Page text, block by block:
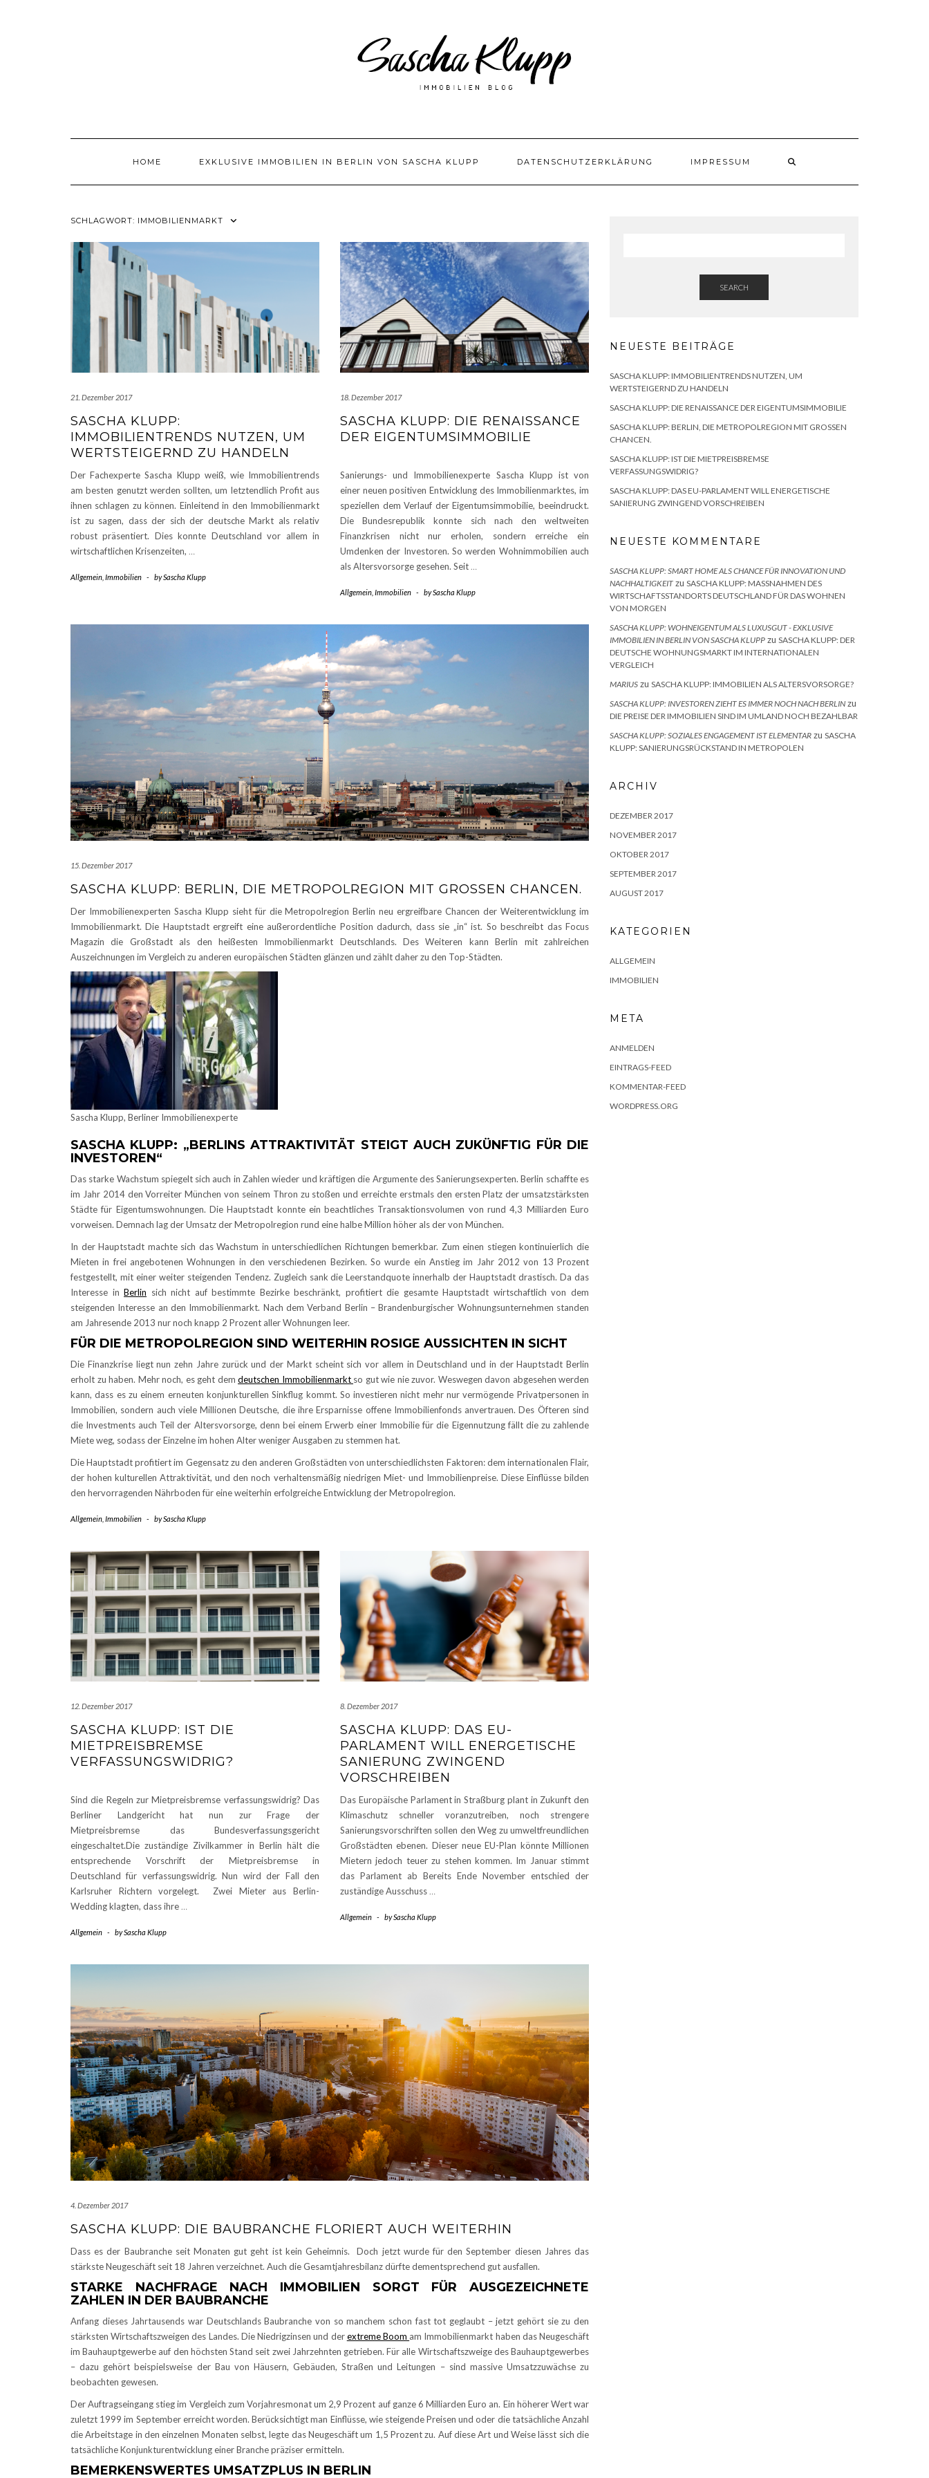
HOME EXKLUSIVE IMMOBILIEN IN BERLIN VON SASCHA KLUPP DATENSCHUTZERKLÄRUNG IMPRESSUM
SCHLAGWORT: IMMOBILIENMARKT
21. Dezember 2017
SASCHA KLUPP:
IMMOBILIENTRENDS NUTZEN, UM
WERTSTEIGERND ZU HANDELN
Der Fachexperte Sascha Klupp weiß, wie Immobilientrends
am besten genutzt werden sollten, um letztendlich Profit aus
ihnen schlagen zu können. Einleitend in den Immobilienmarkt
ist zu sagen, dass der sich der deutsche Markt als relativ
robust präsentiert. Dies konnte Deutschland vor allem in
wirtschaftlichen Krisenzeiten, …
Allgemein Immobilien - bySascha Klupp
18. Dezember 2017
SASCHA KLUPP: DIE RENAISSANCE
DER EIGENTUMSIMMOBILIE
Sanierungs- und Immobilienexperte Sascha Klupp ist von
einer neuen positiven Entwicklung des Immobilienmarktes, im
speziellen dem Verlauf der Eigentumsimmobilie, beeindruckt.
Die Bundesrepublik konnte sich nach den weltweiten
Finanzkrisen nicht nur erholen, sondern erreiche ein
Umdenken der Investoren. So werden Wohnimmobilien auch
als Altersvorsorge gesehen. Seit…
Allgemein Immobilien - bySascha Klupp
15. Dezember 2017
SASCHA KLUPP: BERLIN, DIE METROPOLREGION MIT GROSSEN CHANCEN.
Der Immobilienexperten Sascha Klupp sieht für die Metropolregion Berlin neu ergreifbare Chancen der Weiterentwicklung im
Immobilienmarkt. Die Hauptstadt ergreift eine außerordentliche Position dadurch, dass sie „in“ ist. So beschreibt das Focus
Magazin die Großstadt als den heißesten Immobilienmarkt Deutschlands. Des Weiteren kann Berlin mit zahlreichen
Auszeichnungen im Vergleich zu anderen europäischen Städten glänzen und zählt daher zu den Top-Städten.
Sascha Klupp, Berliner Immobilienexperte
SASCHA KLUPP: „BERLINS ATTRAKTIVITÄT STEIGT AUCH ZUKÜNFTIG FÜR DIE
INVESTOREN“
Das starke Wachstum spiegelt sich auch in Zahlen wieder und kräftigen die Argumente des Sanierungsexperten. Berlin schaffte es
im Jahr 2014 den Vorreiter München von seinem Thron zu stoßen und erreichte erstmals den ersten Platz der umsatzstärksten
Städte für Eigentumswohnungen. Die Hauptstadt konnte ein beachtliches Transaktionsvolumen von rund 4,3 Milliarden Euro
vorweisen. Demnach lag der Umsatz der Metropolregion rund eine halbe Million höher als der von München.
In der Hauptstadt machte sich das Wachstum in unterschiedlichen Richtungen bemerkbar. Zum einen stiegen kontinuierlich die
Mieten in frei angebotenen Wohnungen in den verschiedenen Bezirken. So wurde ein Anstieg im Jahr 2012 von 13 Prozent
festgestellt, mit einer weiter steigenden Tendenz. Zugleich sank die Leerstandquote innerhalb der Hauptstadt drastisch. Da das
Interesse inBerlin sich nicht auf bestimmte Bezirke beschränkt, profitiert die gesamte Hauptstadt wirtschaftlich von dem
steigenden Interesse an den Immobilienmarkt. Nach dem Verband Berlin – Brandenburgischer Wohnungsunternehmen standen
am Jahresende 2013 nur noch knapp 2 Prozent aller Wohnungen leer.
FÜR DIE METROPOLREGION SIND WEITERHIN ROSIGE AUSSICHTEN IN SICHT
Die Finanzkrise liegt nun zehn Jahre zurück und der Markt scheint sich vor allem in Deutschland und in der Hauptstadt Berlin
erholt zu haben. Mehr noch, es geht dem deutschen Immobilienmarkt so gut wie nie zuvor. Weswegen davon abgesehen werden
kann, dass es zu einem erneuten konjunkturellen Sinkflug kommt. So investieren nicht mehr nur vermögende Privatpersonen in
Immobilien, sondern auch viele Millionen Deutsche, die ihre Ersparnisse offene Immobilienfonds anvertrauen. Des Öfteren sind
die Investments auch Teil der Altersvorsorge, denn bei einem Erwerb einer Immobilie für die Eigennutzung fällt die zu zahlende
Miete weg, sodass der Einzelne im hohen Alter weniger Ausgaben zu stemmen hat.
Die Hauptstadt profitiert im Gegensatz zu den anderen Großstädten von unterschiedlichsten Faktoren: dem internationalen Flair,
der hohen kulturellen Attraktivität, und den noch verhaltensmäßig niedrigen Miet- und Immobilienpreise. Diese Einflüsse bilden
den hervorragenden Nährboden für eine weiterhin erfolgreiche Entwicklung der Metropolregion.
Allgemein Immobilien - bySascha Klupp
12. Dezember 2017
SASCHA KLUPP: IST DIE
MIETPREISBREMSE
VERFASSUNGSWIDRIG?
Sind die Regeln zur Mietpreisbremse verfassungswidrig? Das
Berliner Landgericht hat nun zur Frage der
Mietpreisbremse das Bundesverfassungsgericht
eingeschaltet.Die zuständige Zivilkammer in Berlin hält die
entsprechende Vorschrift der Mietpreisbremse in
Deutschland für verfassungswidrig. Nun wird der Fall den
Karlsruher Richtern vorgelegt. Zwei Mieter aus Berlin-
Wedding klagten, dass ihre…
Allgemein - bySascha Klupp
8. Dezember 2017
SASCHA KLUPP: DAS EU-
PARLAMENT WILL ENERGETISCHE
SANIERUNG ZWINGEND
VORSCHREIBEN
Das Europäische Parlament in Straßburg plant in Zukunft den
Klimaschutz schneller voranzutreiben, noch strengere
Sanierungsvorschriften sollen den Weg zu umweltfreundlichen
Großstädten ebenen. Dieser neue EU-Plan könnte Millionen
Mietern jedoch teuer zu stehen kommen. Im Januar stimmt
das Parlament ab Bereits Ende November entschied der
zuständige Ausschuss…
Allgemein - bySascha Klupp
4. Dezember 2017
SASCHA KLUPP: DIE BAUBRANCHE FLORIERT AUCH WEITERHIN
Dass es der Baubranche seit Monaten gut geht ist kein Geheimnis. Doch jetzt wurde für den September diesen Jahres das
stärkste Neugeschäft seit 18 Jahren verzeichnet. Auch die Gesamtjahresbilanz dürfte dementsprechend gut ausfallen.
STARKE NACHFRAGE NACH IMMOBILIEN SORGT FÜR AUSGEZEICHNETE
ZAHLEN IN DER BAUBRANCHE
Anfang dieses Jahrtausends war Deutschlands Baubranche von so manchem schon fast tot geglaubt – jetzt gehört sie zu den
stärksten Wirtschaftszweigen des Landes. Die Niedrigzinsen und derextreme Boom am Immobilienmarkt haben das Neugeschäft
im Bauhauptgewerbe auf den höchsten Stand seit zwei Jahrzehnten getrieben. Für alle Wirtschaftszweige des Bauhauptgewerbes
– dazu gehört beispielsweise der Bau von Häusern, Gebäuden, Straßen und Leitungen – sind massive Umsatzzuwächse zu
beobachten gewesen.
Der Auftragseingang stieg im Vergleich zum Vorjahresmonat um 2,9 Prozent auf ganze 6 Milliarden Euro an. Ein höherer Wert war
zuletzt 1999 im September erreicht worden. Berücksichtigt man Einflüsse, wie steigende Preisen und oder die tatsächliche Anzahl
die Arbeitstage in den einzelnen Monaten selbst, legte das Neugeschäft um 1,5 Prozent zu. Auf diese Art und Weise lässt sich die
tatsächliche Konjunkturentwicklung einer Branche präziser ermitteln.
BEMERKENSWERTES UMSATZPLUS IN BERLIN
SEARCH
NEUESTE BEITRÄGE
SASCHA KLUPP: IMMOBILIENTRENDS NUTZEN, UM
WERTSTEIGERND ZU HANDELN
SASCHA KLUPP: DIE RENAISSANCE DER EIGENTUMSIMMOBILIE
SASCHA KLUPP: BERLIN, DIE METROPOLREGION MIT GROSSEN C
HANCEN.
SASCHA KLUPP: IST DIE MIETPREISBREMSE
VERFASSUNGSWIDRIG?
SASCHA KLUPP: DAS EU-PARLAMENT WILL ENERGETISCHE
SANIERUNG ZWINGEND VORSCHREIBEN
NEUESTE KOMMENTARE
SASCHA KLUPP: SMART HOME ALS CHANCE FÜR INNOVATION UND
NACHHALTIGKEIT zu SASCHA KLUPP: MASSNAHMEN DES W
IRTSCHAFTSSTANDORTS DEUTSCHLAND FÜR DAS WOHNEN V
ON MORGEN
SASCHA KLUPP: WOHNEIGENTUM ALS LUXUSGUT - EXKLUSIVE
IMMOBILIEN IN BERLIN VON SASCHA KLUPP zu SASCHA KLUPP: DER
DEUTSCHE WOHNUNGSMARKT IM INTERNATIONALEN
VERGLEICH
MARIUS zu SASCHA KLUPP: IMMOBILIEN ALS ALTERSVORSORGE?
SASCHA KLUPP: INVESTOREN ZIEHT ES IMMER NOCH NACH BERLIN zu
DIE PREISE DER IMMOBILIEN SIND IM UMLAND NOCH BEZAHLBAR
SASCHA KLUPP: SOZIALES ENGAGEMENT IST ELEMENTAR zu SASCHA
KLUPP: SANIERUNGSRÜCKSTAND IN METROPOLEN
ARCHIV
DEZEMBER 2017
NOVEMBER 2017
OKTOBER 2017
SEPTEMBER 2017
AUGUST 2017
KATEGORIEN
ALLGEMEIN
IMMOBILIEN
META
ANMELDEN
EINTRAGS-FEED
KOMMENTAR-FEED
WORDPRESS.ORG